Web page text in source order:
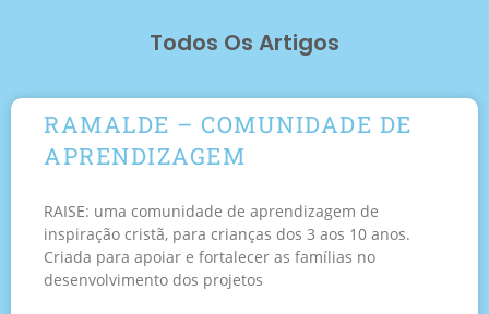
Todos Os Artigos
RAMALDE – COMUNIDADE DE
APRENDIZAGEM
RAISE: uma comunidade de aprendizagem de
inspiração cristã, para crianças dos 3 aos 10 anos.
Criada para apoiar e fortalecer as famílias no
desenvolvimento dos projetos